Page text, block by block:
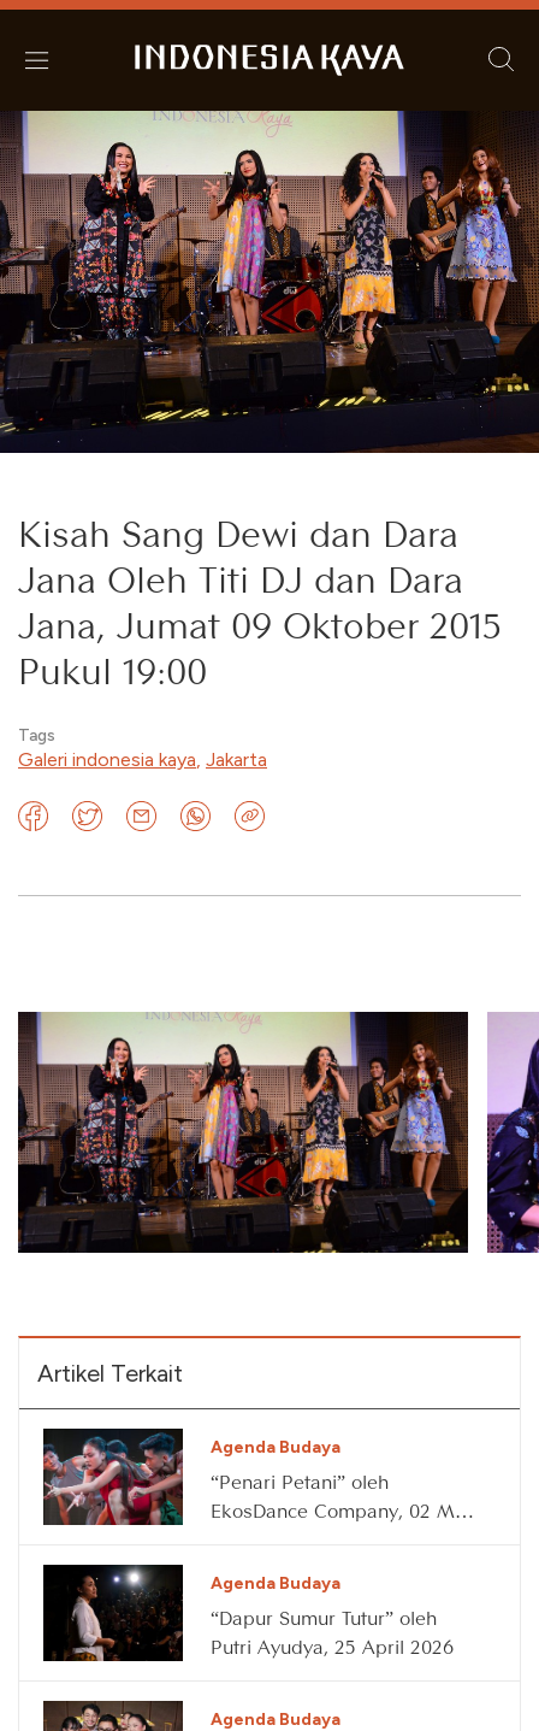
Kisah Sang Dewi dan Dara
Jana Oleh Titi DJ dan Dara
Jana, Jumat 09 Oktober 2015
Pukul 19:00
Tags
Galeri indonesia kaya Jakarta
Artikel Terkait
Agenda Budaya
“Penari Petani” oleh
EkosDance Company, 02 May
Agenda Budaya
“Dapur Sumur Tutur” oleh
Putri Ayudya, 25 April 2026
Agenda Budaya